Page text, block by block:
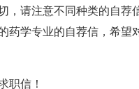
，请注意不同种类的自荐
学专业的自荐信，希望
职信！